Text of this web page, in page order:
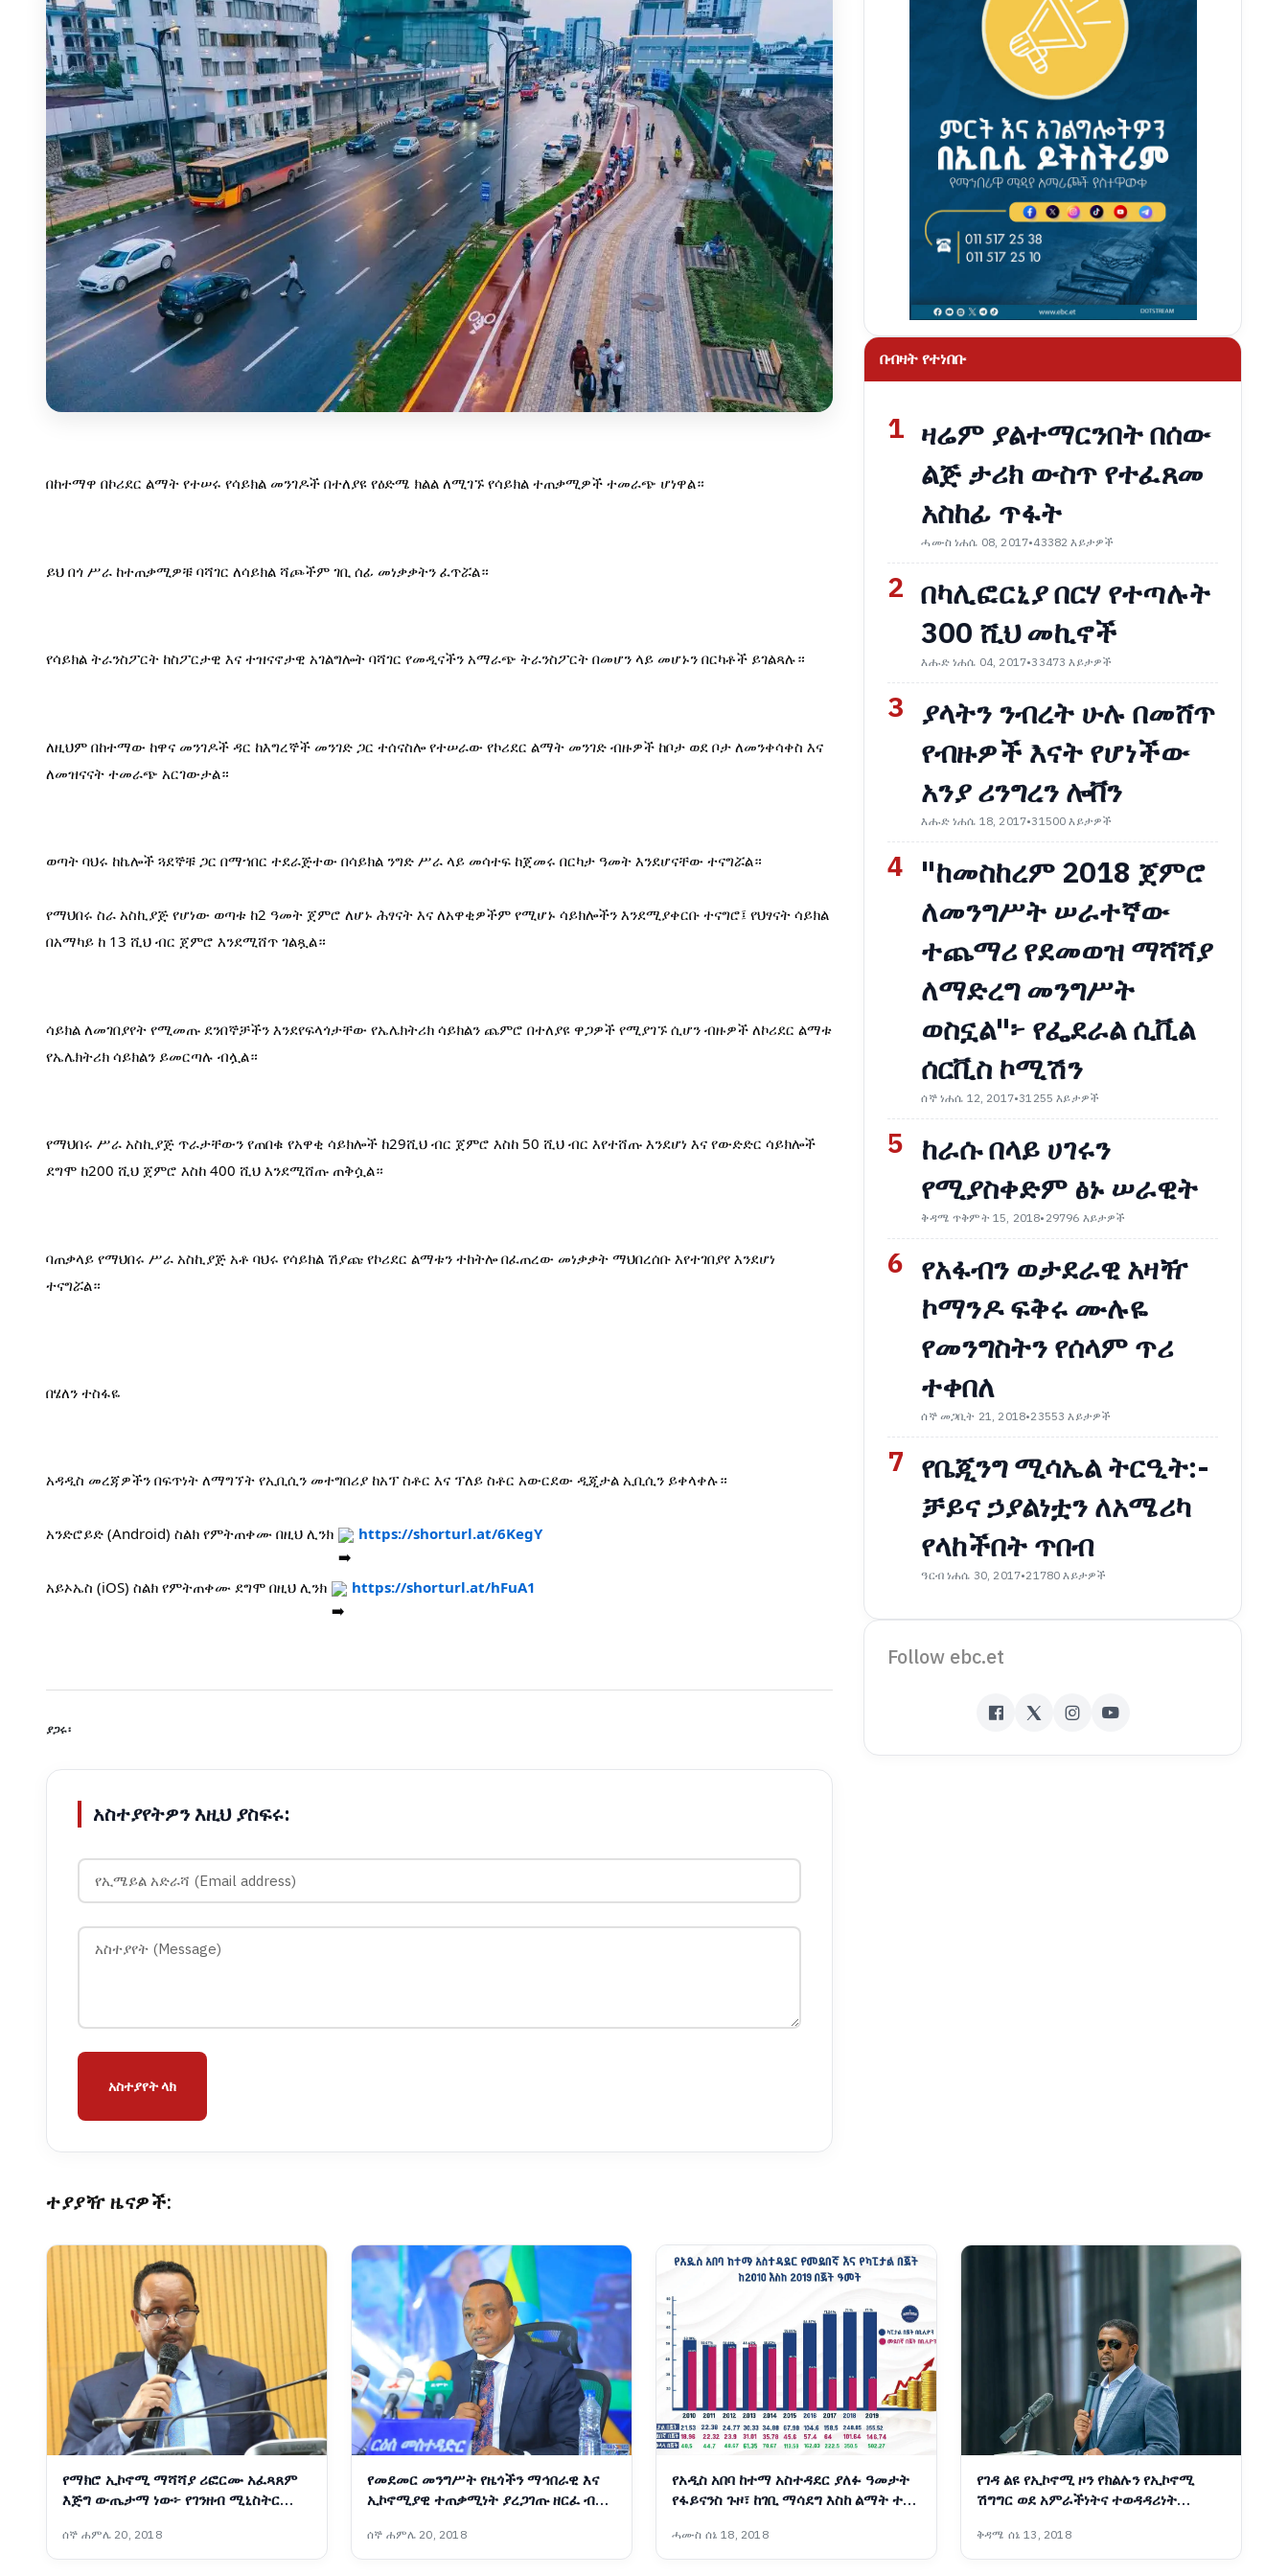
በከተማዋ በኮሪደር ልማት የተሠሩ የሳይክል መንገዶች በተለያዩ የዕድሜ ክልል ለሚገኙ የሳይክል ተጠቃሚዎች ተመራጭ ሆነዋል።
ይህ በጎ ሥራ ከተጠቃሚዎቹ ባሻገር ለሳይክል ሻጮችም ገቢ ሰፊ መነቃቃትን ፈጥሯል።
የሳይክል ትራንስፖርት ከስፖርታዊ እና ተዝናኖታዊ አገልግሎት ባሻገር የመዲናችን አማራጭ ትራንስፖርት በመሆን ላይ መሆኑን በርካቶች ይገልጻሉ።
ለዚህም በከተማው ከዋና መንገዶች ዳር ከእግረኞች መንገድ ጋር ተሰናስሎ የተሠራው የኮሪደር ልማት መንገድ ብዙዎች ከቦታ ወደ ቦታ ለመንቀሳቀስ እና
ለመዝናናት ተመራጭ አርገውታል።
ወጣት ባህሩ ከኬሎች ጓደኞቹ ጋር በማኀበር ተደራጅተው በሳይክል ንግድ ሥራ ላይ መሳተፍ ከጀመሩ በርካታ ዓመት እንደሆናቸው ተናግሯል።
የማህበሩ ስራ አስኪያጅ የሆነው ወጣቱ ከ2 ዓመት ጀምሮ ለሆኑ ሕፃናት እና ለአዋቂዎችም የሚሆኑ ሳይክሎችን እንደሚያቀርቡ ተናግሮ፤ የህፃናት ሳይክል
በአማካይ ከ 13 ሺህ ብር ጀምሮ እንደሚሸጥ ገልጿል።
ሳይክል ለመገበያየት የሚመጡ ደንበኞቻችን እንደየፍላጎታቸው የኤሌክትሪክ ሳይክልን ጨምሮ በተለያዩ ዋጋዎች የሚያገኙ ሲሆን ብዙዎች ለኮሪደር ልማቱ
የኤሌክትሪክ ሳይክልን ይመርጣሉ ብሏል።
የማህበሩ ሥራ አስኪያጅ ጥራታቸውን የጠበቁ የአዋቂ ሳይክሎች ከ29ሺህ ብር ጀምሮ እስከ 50 ሺህ ብር እየተሸጡ እንደሆነ እና የውድድር ሳይክሎች
ደግሞ ከ200 ሺህ ጀምሮ እስከ 400 ሺህ እንደሚሸጡ ጠቅሷል።
ባጠቃላይ የማህበሩ ሥራ አስኪያጅ አቶ ባህሩ የሳይክል ሽያጩ የኮሪደር ልማቱን ተከትሎ በፈጠረው መነቃቃት ማህበረሰቡ እየተገበያየ እንደሆነ
ተናግሯል።
በሄለን ተስፋዬ
አዳዲስ መረጃዎችን በፍጥነት ለማግኘት የኢቢሲን መተግበሪያ ከአፕ ስቶር እና ፕለይ ስቶር አውርደው ዲጂታል ኢቢሲን ይቀላቀሉ።
አንድሮይድ (Android) ስልክ የምትጠቀሙ በዚህ ሊንክ https://shorturl.at/6KegY
አይኦኤስ (iOS) ስልክ የምትጠቀሙ ደግሞ በዚህ ሊንክ https://shorturl.at/hFuA1
ያጋሩ፡
አስተያየትዎን እዚህ ያስፍሩ:
አስተያየት ላክ
በብዛት የተነበቡ
1 ዛሬም ያልተማርንበት በሰው
ልጅ ታሪክ ውስጥ የተፈጸመ
አስከፊ ጥፋት
ሓሙስ ነሐሴ 08, 2017•43382 እይታዎች
2 በካሊፎርኒያ በርሃ የተጣሉት
300 ሺህ መኪኖች
እሑድ ነሐሴ 04, 2017•33473 እይታዎች
3 ያላትን ንብረት ሁሉ በመሸጥ
የብዙዎች እናት የሆነችው
አንያ ሪንግረን ሎቨን
እሑድ ነሐሴ 18, 2017•31500 እይታዎች
4 "ከመስከረም 2018 ጀምሮ
ለመንግሥት ሠራተኛው
ተጨማሪ የደመወዝ ማሻሻያ
ለማድረግ መንግሥት
ወስኗል"፦ የፌደራል ሲቪል
ሰርቪስ ኮሚሽን
ሰኞ ነሐሴ 12, 2017•31255 እይታዎች
5 ከራሱ በላይ ሀገሩን
የሚያስቀድም ፅኑ ሠራዊት
ቅዳሜ ጥቅምት 15, 2018•29796 እይታዎች
6 የአፋብን ወታደራዊ አዛዥ
ኮማንዶ ፍቅሩ ሙሉዬ
የመንግስትን የሰላም ጥሪ
ተቀበለ
ሰኞ መጋቢት 21, 2018•23553 እይታዎች
7 የቤጂንግ ሚሳኤል ትርዒት:-
ቻይና ኃያልነቷን ለአሜሪካ
የላከችበት ጥበብ
ዓርብ ነሐሴ 30, 2017•21780 እይታዎች
Follow ebc.et
ተያያዥ ዜናዎች:
የማክሮ ኢኮኖሚ ማሻሻያ ሪፎርሙ አፈጻጸም
እጅግ ውጤታማ ነው፦ የገንዘብ ሚኒስትር
ሰኞ ሐምሌ 20, 2018
የመደመር መንግሥት የዜጎችን ማኅበራዊ እና
ኢኮኖሚያዊ ተጠቃሚነት ያረጋገጡ ዘርፈ ብዙ
መስተዳድር ኢንጂነር ነጋሽ ዋጌሾ (ዶ/ር)
ሰኞ ሐምሌ 20, 2018
የአዲስ አበባ ከተማ አስተዳደር ያለፉ ዓመታት
የፋይናንስ ጉዞ፣ ከገቢ ማሳደግ እስከ ልማት ተኮር
ሓሙስ ሰኔ 18, 2018
የገዳ ልዩ የኢኮኖሚ ዞን የክልሉን የኢኮኖሚ
ሽግግር ወደ አምራችነትና ተወዳዳሪነት
መስተዳድር ሽመልስ አብዲሳ
ቅዳሜ ሰኔ 13, 2018